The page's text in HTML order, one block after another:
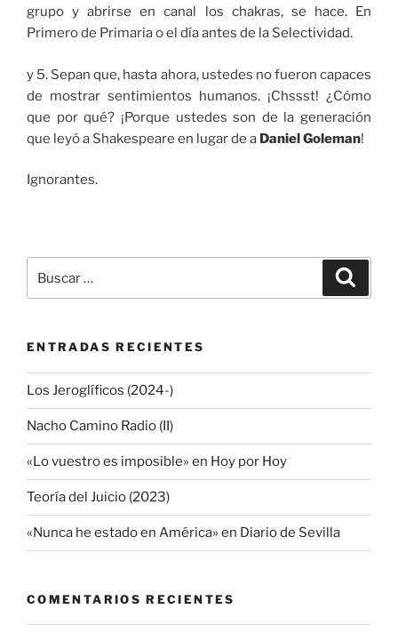
grupo y abrirse en canal los chakras, se hace. En
Primero de Primaria o el día antes de la Selectividad.
y 5. Sepan que, hasta ahora, ustedes no fueron capaces
de mostrar sentimientos humanos. ¡Chssst! ¿Cómo
que por qué? ¡Porque ustedes son de la generación
que leyó a Shakespeare en lugar de a Daniel Goleman!
Ignorantes.
por:
ENTRADAS RECIENTES
Los Jeroglíficos (2024-)
Nacho Camino Radio (II)
«Lo vuestro es imposible» en Hoy por Hoy
Teoría del Juicio (2023)
«Nunca he estado en América» en Diario de Sevilla
COMENTARIOS RECIENTES